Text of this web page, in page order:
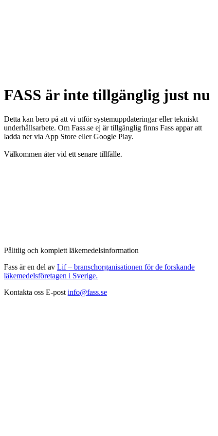
FASS är inte tillgänglig just nu
Detta kan bero på att vi utför systemuppdateringar eller tekniskt
underhållsarbete. Om Fass.se ej är tillgänglig finns Fass appar att
ladda ner via App Store eller Google Play.
Välkommen åter vid ett senare tillfälle.
Pålitlig och komplett läkemedelsinformation
Fass är en del av Lif – branschorganisationen för de forskande
läkemedelsföretagen i Sverige.
Kontakta oss E-post info@fass.se